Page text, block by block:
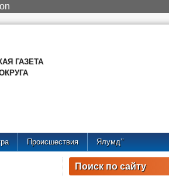
ГАЗЕТА
Происшествия Ялумд’’
Поиск по сайту